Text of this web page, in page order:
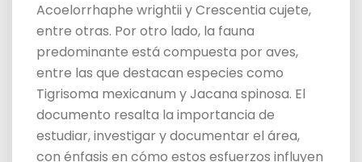
Acoelorrhaphe wrightii y Crescentia cujete,
entre otras. Por otro lado, la fauna
predominante está compuesta por aves,
entre las que destacan especies como
Tigrisoma mexicanum y Jacana spinosa. El
documento resalta la importancia de
estudiar, investigar y documentar el área,
con énfasis en cómo estos esfuerzos influyen